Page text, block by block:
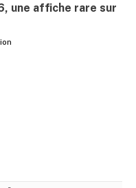
une affiche rare sur